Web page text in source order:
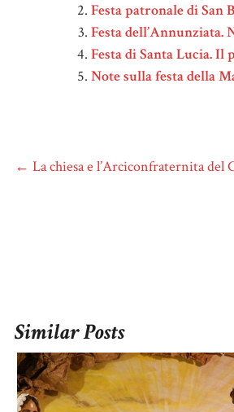
Festa patronale di San
Festa dell’Annunziata.
Festa di Santa Lucia. Il
Note sulla festa della
← La chiesa e l’Arciconfraternita
Similar Posts